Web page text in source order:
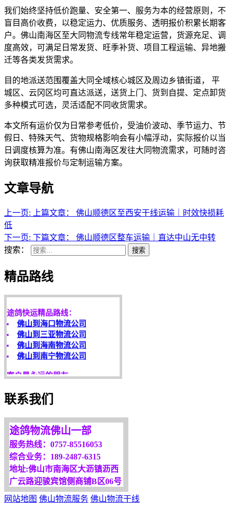
我们始终坚持低价跑量、安全第一、服务为本的经营原则，不
盲目高价收费，以稳定运力、优质服务、透明报价积累长期客
户。佛山南海区至大同物流专线常年稳定运营，货源充足、调
度高效，可满足日常发货、旺季补货、项目工程运输、异地搬
迁等各类发货需求。
目的地派送范围覆盖大同全域核心城区及周边乡镇街道， 平
城区、云冈区均可直达派送，送货上门、货到自提、定点卸货
多种模式可选，灵活适配不同收货需求。
本文所有运价仅为日常参考低价，受油价波动、季节运力、节
假日、特殊天气、货物规格影响会有小幅浮动，实际报价以当
日调度核算为准。有佛山南海区发往大同物流需求，可随时咨
询获取精准报价与定制运输方案。
文章导航
上一页: 上篇文章：
佛山顺德区至西安干线运输｜时效快损耗
低
下一页: 下篇文章：
佛山顺德区整车运输｜直达中山无中转
搜索：
搜索
精品路线
东成西就泰运！
途鸽快运精品路线：
佛山到海口物流公司
佛山到三亚物流公司
佛山到海南物流公司
佛山到南宁物流公司
客户是永远的朋友，
服务是永恒的追求！
欢迎您光临！
我们将竭诚为你服务！
联系我们
途鸽物流佛山一部
服务热线：0757-85516053
综合业务：189-2487-6315
地址:佛山市南海区大沥镇沥西
广云路迎骏宾馆侧商铺B区06号
网站地图 佛山物流服务 佛山物流干线